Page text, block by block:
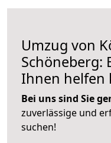
Umzug von
Schöneberg:
Ihnen helfen
Bei uns sind Sie
zuverlässige und
suchen!